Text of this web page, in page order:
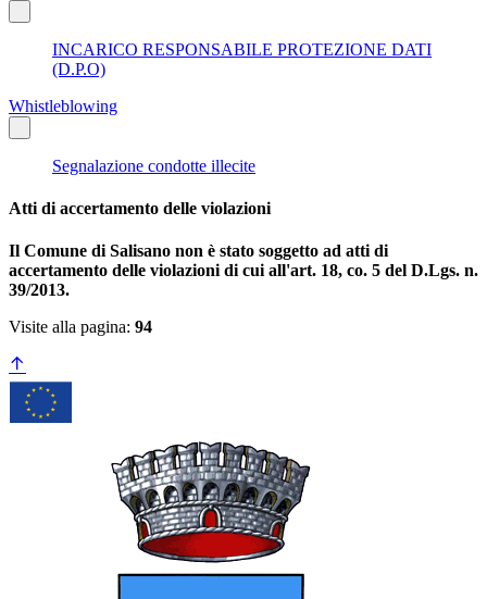
INCARICO RESPONSABILE PROTEZIONE DATI
(D.P.O)
Whistleblowing
Segnalazione condotte illecite
Atti di accertamento delle violazioni
Il Comune di Salisano non è stato soggetto ad atti di
accertamento delle violazioni di cui all'art. 18, co. 5 del D.Lgs. n.
39/2013.
Visite alla pagina: 94